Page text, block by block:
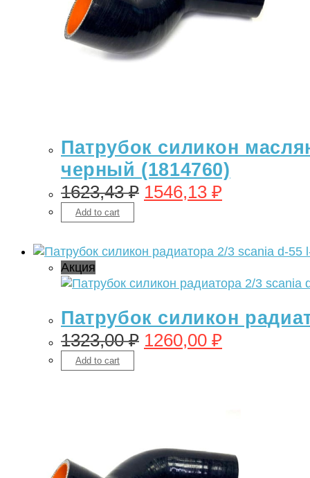
Патрубок силикон
черный (1814760)
1623,43₽ 1546,13 ₽
Add to cart
Акция
Патрубок силикон
1323,00₽ 1260,00 ₽
Add to cart